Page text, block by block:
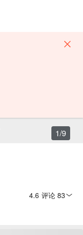
4.6 评论 83
1/9